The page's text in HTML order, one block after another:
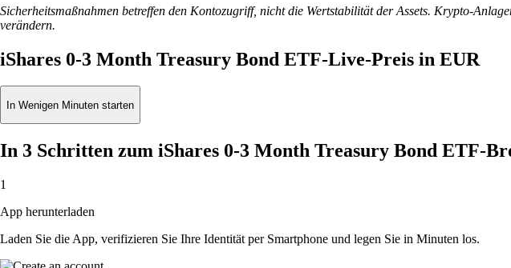
Sicherheitsmaßnahmen betreffen den Kontozugriff, nicht die Wertstabilität der Assets. Krypto-
verändern.
iShares 0-3 Month Treasury Bond ETF-Live-Preis in EUR
In Wenigen Minuten starten
In 3 Schritten zum iShares 0-3 Month Treasury Bond ETF-
1
App herunterladen
Laden Sie die App, verifizieren Sie Ihre Identität per Smartphone und legen Sie in Minuten los.